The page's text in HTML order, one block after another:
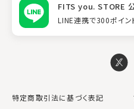
FITS you. STORE
LINE連携で300ポイン
特定商取引法に基づく表記